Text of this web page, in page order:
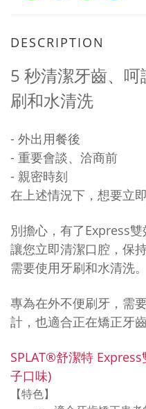
DESCRIPTION
5 秒清潔牙齒、
刷和水清洗
- 外出用餐後
- 重要會談、洽商前
- 親密時刻
在上述情況下， 想要立
別擔心，有了Express雙
讓您立即清潔口腔，保
需要使用牙刷和水清洗。
專為在外不便刷牙，需
計，也適合正在矯正牙齒
SPLAT®舒潔特
子口味)
【特色】